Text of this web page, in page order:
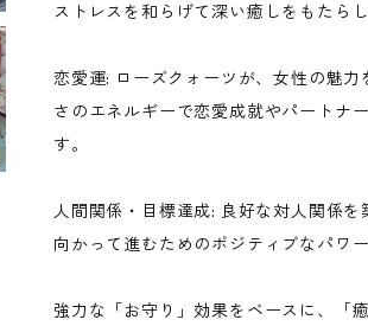
ストレスを和らげて深い癒しをもたらし
恋愛運: ローズクォーツが、女性の魅力
さのエネルギーで恋愛成就やパートナ
す。
人間関係・目標達成: 良好な対人関係を
向かって進むためのポジティブなパワ
強力な「お守り」効果をベースに、「